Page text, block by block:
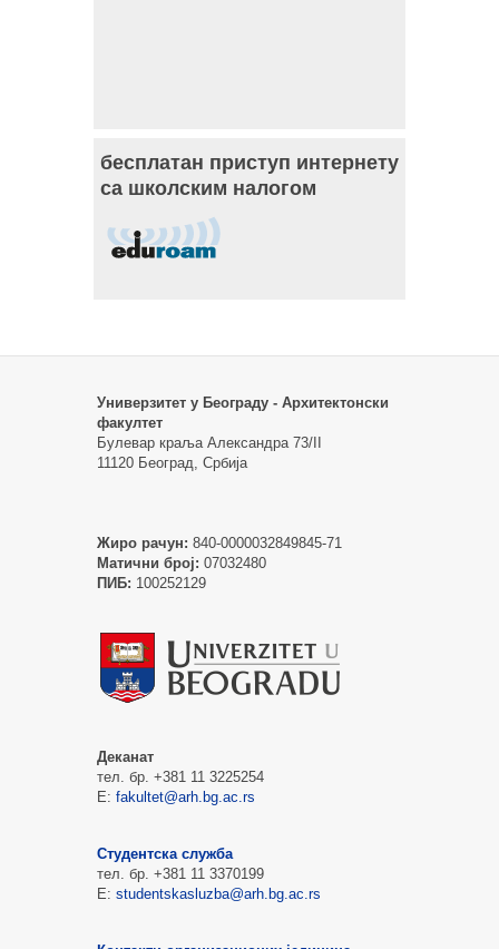
бесплатан приступ интернету
са школским налогом
Универзитет у Београду - Архитектонски
факултет
Булевар краља Александра 73/II
11120 Београд, Србија
Жиро рачун: 840-0000032849845-71
Матични број: 07032480
ПИБ: 100252129
Деканат
тел. бр. +381 11 3225254
Е: fakultet@arh.bg.ac.rs
Студентска служба
тел. бр. +381 11 3370199
Е: studentskasluzba@arh.bg.ac.rs